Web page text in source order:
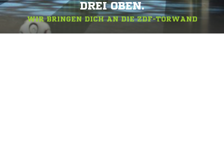
DREI OBEN.
WIR BRINGEN DICH AN DIE ZDF-TORWAND